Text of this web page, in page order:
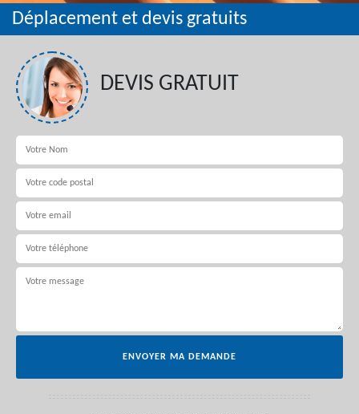
Déplacement et devis gratuits
DEVIS GRATUIT